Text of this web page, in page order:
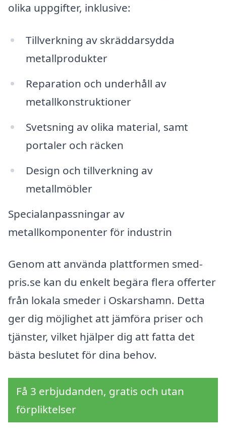
olika uppgifter, inklusive:
Tillverkning av skräddarsydda
metallprodukter
Reparation och underhåll av
metallkonstruktioner
Svetsning av olika material, samt
portaler och räcken
Design och tillverkning av
metallmöbler
Specialanpassningar av
metallkomponenter för industrin
Genom att använda plattformen smed-
pris.se kan du enkelt begära flera offerter
från lokala smeder i Oskarshamn. Detta
ger dig möjlighet att jämföra priser och
tjänster, vilket hjälper dig att fatta det
bästa beslutet för dina behov.
Få 3 erbjudanden, gratis och utan
förpliktelser